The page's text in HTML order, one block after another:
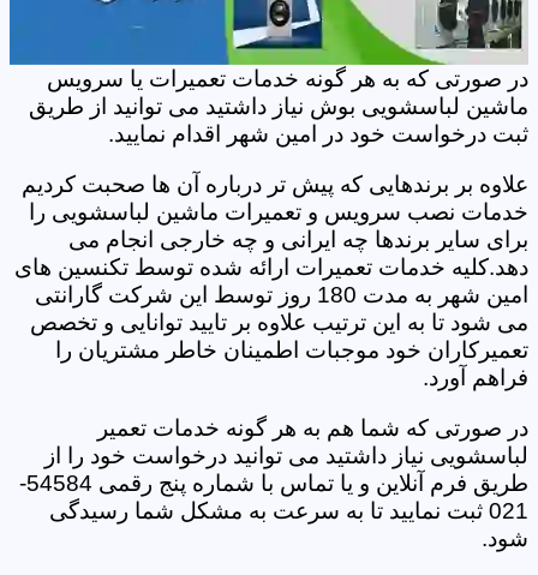
در صورتی که به هر گونه خدمات تعمیرات یا سرویس
ماشین لباسشویی بوش نیاز داشتید می توانید از طریق
ثبت درخواست خود در امین شهر اقدام نمایید.
علاوه بر برندهایی که پیش تر درباره آن ها صحبت کردیم
خدمات نصب سرویس و تعمیرات ماشین لباسشویی را
برای سایر برندها چه ایرانی و چه خارجی انجام می
دهد.کلیه خدمات تعمیرات ارائه شده توسط تکنسین های
امین شهر به مدت 180 روز توسط این شرکت گارانتی
می شود تا به این ترتیب علاوه بر تایید توانایی و تخصص
تعمیرکاران خود موجبات اطمینان خاطر مشتریان را
فراهم آورد.
در صورتی که شما هم به هر گونه خدمات تعمیر
لباسشویی نیاز داشتید می توانید درخواست خود را از
طریق فرم آنلاین و یا تماس با شماره پنج رقمی 54584-
021 ثبت نمایید تا به سرعت به مشکل شما رسیدگی
شود.